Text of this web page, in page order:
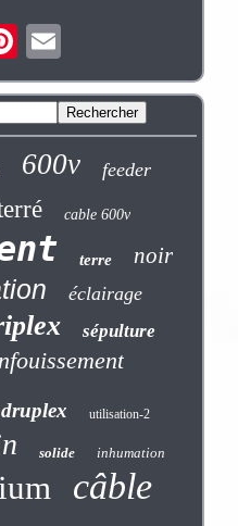
600v feeder
cable 600v
terre noir
éclairage
sépulture
utilisation-2
solide inhumation
câble